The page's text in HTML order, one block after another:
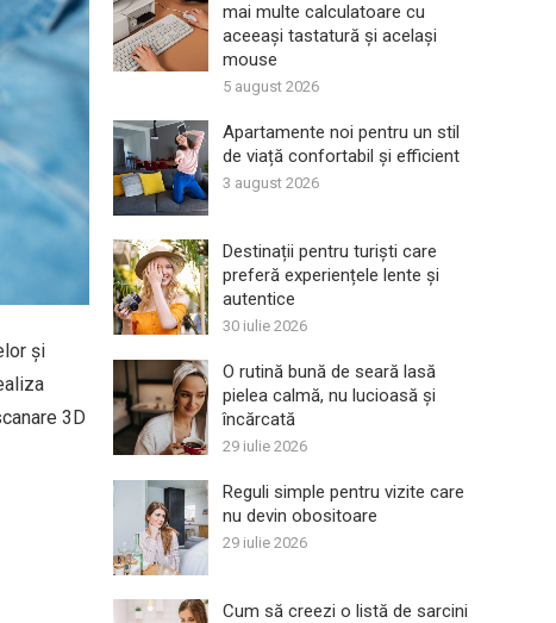
și
3D
mai multe calculatoare cu
aceeași tastatură și același
mouse
5 august 2026
Apartamente noi pentru un stil
de viață confortabil și efficient
3 august 2026
Destinații pentru turiști care
preferă experiențele lente și
autentice
30 iulie 2026
O rutină bună de seară lasă
pielea calmă, nu lucioasă și
încărcată
29 iulie 2026
Reguli simple pentru vizite care
nu devin obositoare
29 iulie 2026
Cum să creezi o listă de sarcini